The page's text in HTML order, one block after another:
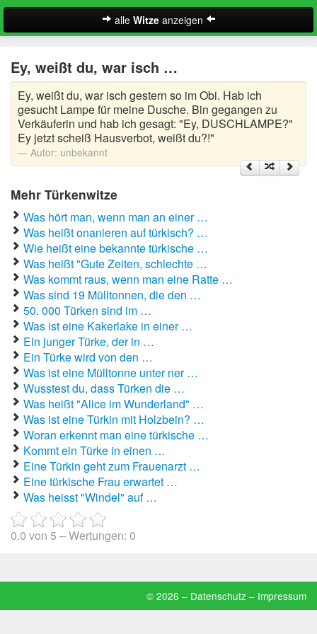
alle Witzeanzeigen
A-Klasse Witze
Akademiker Witze
Al Bundy Sprüche
Alle Kinder Sprüche
Anrufbeantworter Ansagen
Antiwitze
Anwaltswitze
Arbeitswitze
Arztwitze
Autoaufkleber Sprüche
Bankerwitze
Bart Simpson Sprüche
Bauernregeln
Bauernwitze
Bayern Witze
Beamtenwitze
Bill Clinton Witze
Blondinenwitze
Ey, weißt du, war isch …
Ey, weißt du, war isch gestern so im Obi. Hab ich
gesucht Lampe für meine Dusche. Bin gegangen zu
Verkäuferin und hab ich gesagt: "Ey, DUSCHLAMPE?"
Ey jetzt scheiß Hausverbot, weißt du?!"
Autor: unbekannt
Mehr Türkenwitze
Was hört man, wenn man an einer …
Was heißt onanieren auf türkisch? …
Wie heißt eine bekannte türkische …
Was heißt "Gute Zeiten, schlechte …
Was kommt raus, wenn man eine Ratte …
Was sind 19 Mülltonnen, die den …
50. 000 Türken sind im …
Was ist eine Kakerlake in einer …
Ein junger Türke, der in …
Ein Türke wird von den …
Was ist eine Mülltonne unter ner …
Wusstest du, dass Türken die …
Was heißt "Alice im Wunderland" …
Was ist eine Türkin mit Holzbein? …
Woran erkennt man eine türkische …
Kommt ein Türke in einen …
Eine Türkin geht zum Frauenarzt …
Eine türkische Frau erwartet …
Was heisst "Windel" auf …
0.0 von 5 – Wertungen: 0
© 2026 – Datenschutz – Impressum